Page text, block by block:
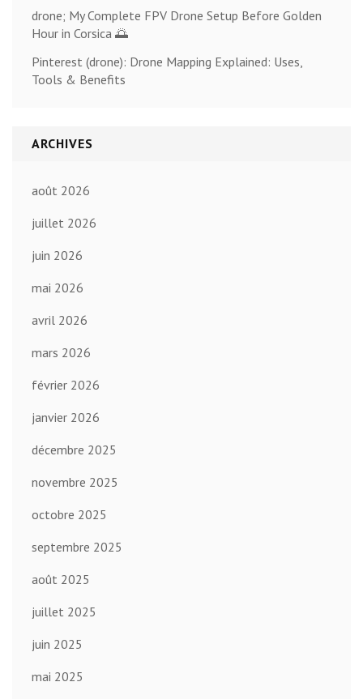
drone; My Complete FPV Drone Setup Before Golden
Hour in Corsica 🌅
Pinterest (drone): Drone Mapping Explained: Uses,
Tools & Benefits
ARCHIVES
août 2026
juillet 2026
juin 2026
mai 2026
avril 2026
mars 2026
février 2026
janvier 2026
décembre 2025
novembre 2025
octobre 2025
septembre 2025
août 2025
juillet 2025
juin 2025
mai 2025